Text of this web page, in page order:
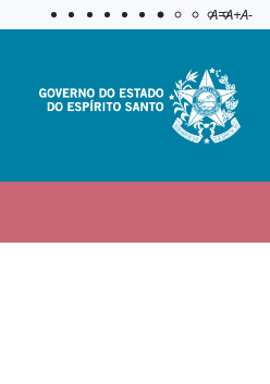
Aplicar
A=A+A-